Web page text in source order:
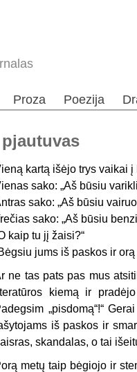
Proza Poezija
kartą išėjo trys vaikai
sako: „Aš būsiu
sako: „Aš būsiu
sako: „Aš būsiu
kaip tu jį žaisi?“
jums iš paskos ir orą
ne tas pats pas mus
kiemą ir
„pisdomą“!“
iš paskos ir
skandalas, o tai
metų taip bėgiojo ir